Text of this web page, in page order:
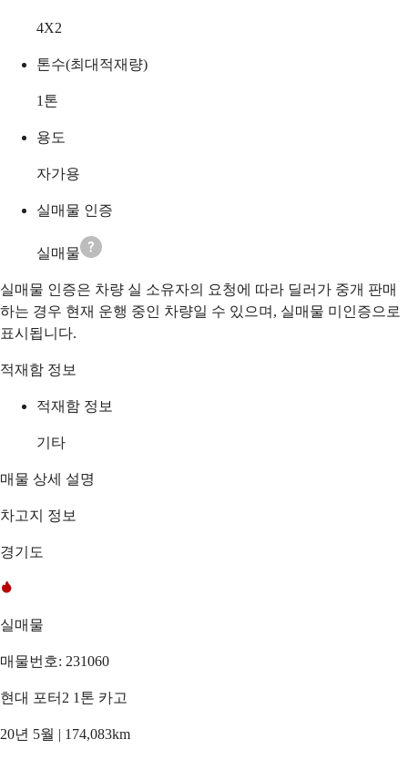
4X2
톤수(최대적재량)
1 톤
용도
자가용
실매물 인증
실매물
실매물 인증은 차량 실 소유자의 요청에 따라 딜러가 중개 판매
하는 경우 현재 운행 중인 차량일 수 있으며, 실매물 미인증으로
표시됩니다.
적재함 정보
적재함 정보
기타
매물 상세 설명
차고지 정보
경기도
실매물
매물번호: 231060
현대 포터2 1톤 카고
20년 5월 | 174,083km